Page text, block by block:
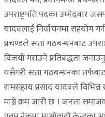
उपराष्ट्रपति पदका उम्मेदवार
यादवलाई निर्वाचनमा सहयोग
प्रचण्डले सत्ता गठबन्धनबाट
विजयी गराउने प्रतिबद्धता
यसैगरी सत्ता गठबन्धनका
रामसहाय प्रसाद यादवले
माग्ने क्रम जारी छ । जनता